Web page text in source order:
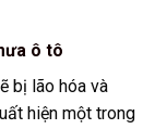
ô tô
bị lão hóa và
hiện một trong